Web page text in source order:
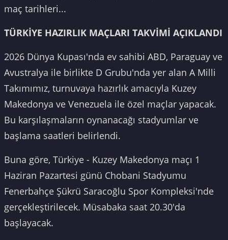
maç tarihleri...
TÜRKİYE HAZIRLIK MAÇLARI TAKVİMİ AÇIKLANDI
2026 Dünya Kupası'nda ev sahibi ABD, Paraguay ve
Avustralya ile birlikte D Grubu'nda yer alan A Milli
Takımımız, turnuvaya hazırlık amacıyla Kuzey
Makedonya ve Venezuela ile özel maçlar yapacak.
Bu karşılaşmaların oynanacağı stadyumlar ve
başlama saatleri belirlendi.
Buna göre, Türkiye - Kuzey Makedonya maçı 1
Haziran Pazartesi günü Chobani Stadyumu
Fenerbahçe Şükrü Saracoğlu Spor Kompleksi'nde
gerçekleştirilecek. Müsabaka saat 20.30'da
başlayacak.